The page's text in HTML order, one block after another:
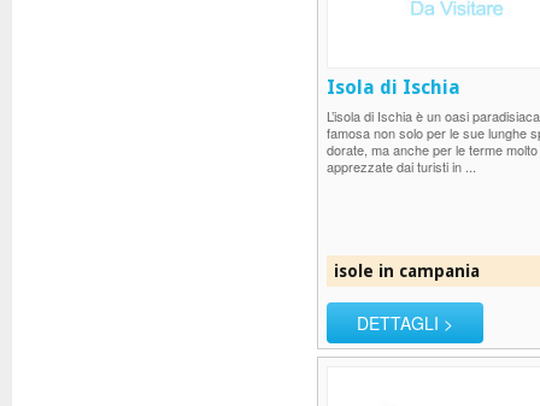
Isola di Ischia
L’isola di Ischia è un oasi paradisiaca
famosa non solo per le sue lunghe
dorate, ma anche per le terme molto
apprezzate dai turisti in ...
isole in campania
DETTAGLI >